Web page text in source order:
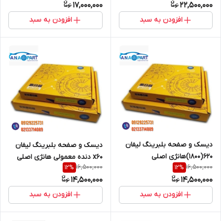
22,500,000
افزودن به سبد
17,000,000
افزودن به سبد
دیسک و صفحه بلبرینگ لیفان
620(1800)هانژی اصلی
16,500,000
12%
14,500,000
افزودن به سبد
دیسک و صفحه بلبرینگ لیفان
x60 دنده معمولی هانژی اصلی
16,500,000
12%
14,500,000
افزودن به سبد